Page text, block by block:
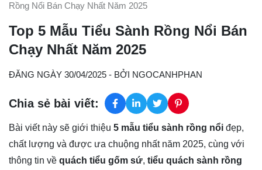
Rồng Nổi Bán Chạy Nhất Năm 2025
Top 5 Mẫu Tiểu Sành Rồng Nổi Bán
Chạy Nhất Năm 2025
ĐĂNG NGÀY 30/04/2025 - BỞI NGOCANHPHAN
Chia sẻ bài viết:
Bài viết này sẽ giới thiệu 5 mẫu tiểu sành rồng nổi đẹp,
chất lượng và được ưa chuộng nhất năm 2025, cùng với
thông tin về quách tiểu gốm sứ, tiểu quách sành rồng